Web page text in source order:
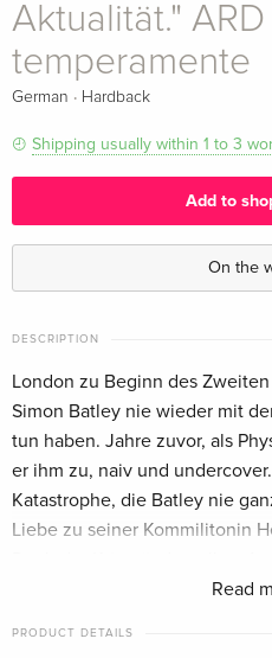
Aktualität."
temperamente
German · Hardback
Shipping usually within 1 to 3
Add to
On the
DESCRIPTION
Read
London zu Beginn des
Simon Batley nie wieder mit
tun haben. Jahre zuvor, als
er ihm zu, naiv und
Katastrophe, die Batley nie
Liebe zu seiner Kommilitonin
einer neuen Waffe der
PRODUCT DETAILS